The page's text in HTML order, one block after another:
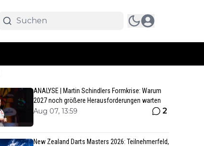
ANALYSE | Martin Schindlers Formkrise: Warum
2027 noch größere Herausforderungen warten
Aug 07, 13:59 2
New Zealand Darts Masters 2026: Teilnehmerfeld,